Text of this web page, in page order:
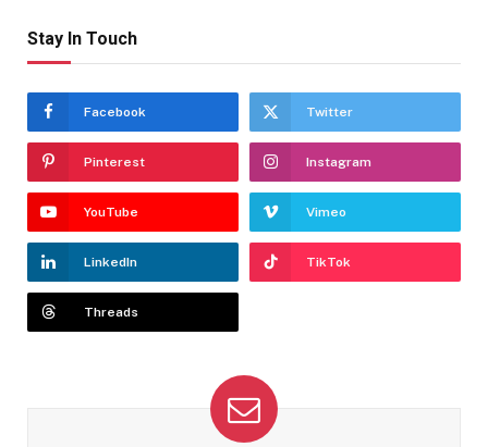
Stay In Touch
Facebook Twitter
Pinterest Instagram
YouTube Vimeo
LinkedIn TikTok
Threads